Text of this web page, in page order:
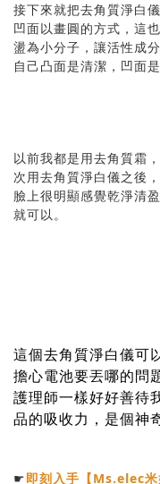
接下來就把去角質淨白
凹面以畫圓的方式，這
盪為小分子，讓活性成
自己凸面是清潔，凹面
以前我都是用去角質霜
次用去角質淨白儀之後
臉上很明顯感覺乾淨清
就可以。
這個去角質淨白儀可
擔心電池要丟哪的問
護理師一樣好好善待
品的吸收力， 是個神
☛即刻入手【Ms.elec